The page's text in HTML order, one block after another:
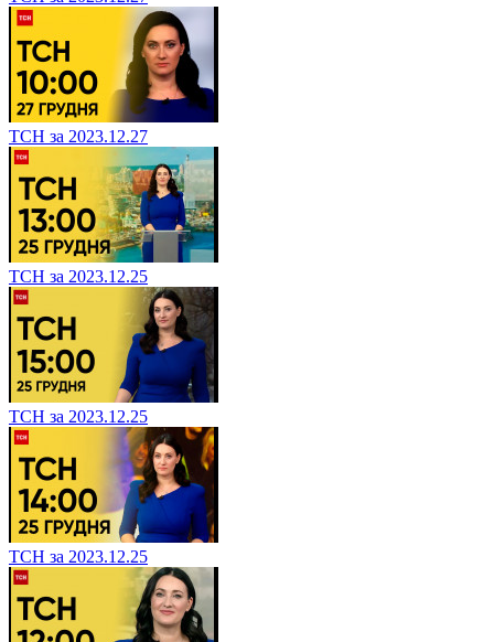
ТСН за 2023.12.27
ТСН за 2023.12.25
ТСН за 2023.12.25
ТСН за 2023.12.25